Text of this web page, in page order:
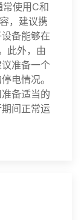
使用C和
，建议携
备能够在
此外，由
准备一个
电情况。
备适当的
间正常运